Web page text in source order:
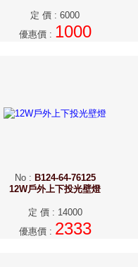
定 價 : 6000
優惠價: 1000
No: B124-64-76125
12W戶外上下投光壁燈
定 價: 14000
優惠價: 2333